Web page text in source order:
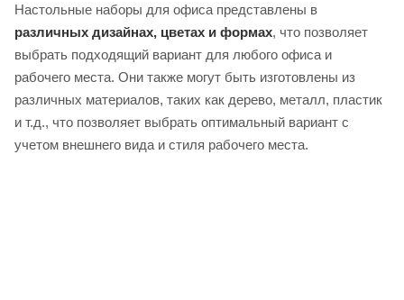
Настольные наборы для офиса представлены в
различных дизайнах, цветах и формах, что позволяет
выбрать подходящий вариант для любого офиса и
рабочего места. Они также могут быть изготовлены из
различных материалов, таких как дерево, металл, пластик
и т.д., что позволяет выбрать оптимальный вариант с
учетом внешнего вида и стиля рабочего места.